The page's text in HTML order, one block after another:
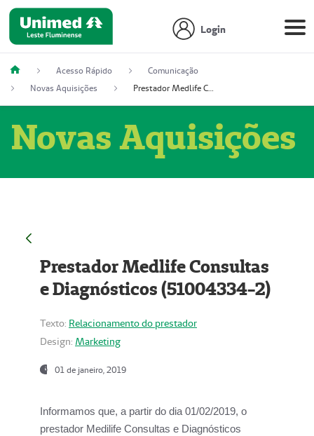
Login
Acesso Rápido
Comunicação
Novas Aquisições
Prestador Medlife Consultas e Diagnósticos (51004334-2)
Novas Aquisições
Prestador Medlife Consultas
e Diagnósticos (51004334-2)
Texto: Relacionamento do prestador
Design: Marketing
01 de janeiro, 2019
Informamos que, a partir do dia 01/02/2019, o
prestador Medilife Consultas e Diagnósticos